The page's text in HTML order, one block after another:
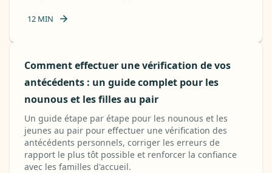
12 MIN
Comment effectuer une vérification de vos
antécédents : un guide complet pour les
nounous et les filles au pair
Un guide étape par étape pour les nounous et les
jeunes au pair pour effectuer une vérification des
antécédents personnels, corriger les erreurs de
rapport le plus tôt possible et renforcer la confiance
avec les familles d'accueil.